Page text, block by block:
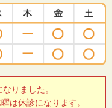
りました。
は休診になります。